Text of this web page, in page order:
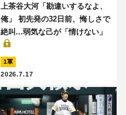
上茶谷大河「勘違いするなよ、
俺」 初先発の32日前、悔しさで
絶叫...弱気な己が「情けない」
1軍
2026.7.17